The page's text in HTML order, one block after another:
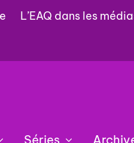
L’EAQ dans les
Séries